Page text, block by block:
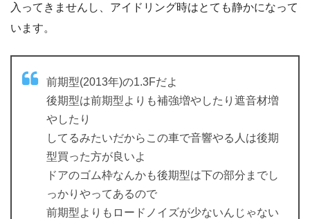
入ってきませんし、アイドリング時はとても静かになって
います。
前期型(2013年)の1.3Fだよ
後期型は前期型よりも補強増やしたり遮音材増
やしたり
してるみたいだからこの車で音響やる人は後期
型買った方が良いよ
ドアのゴム枠なんかも後期型は下の部分までし
っかりやってあるので
前期型よりもロードノイズが少ないんじゃない